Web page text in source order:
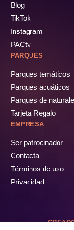
Blog
TikTok
Instagram
PACtv
PARQUES
Parques temáticos
Parques acuáticos
Parques de
Tarjeta Regalo
EMPRESA
Ser patrocinador
Contacta
Términos de uso
Privacidad